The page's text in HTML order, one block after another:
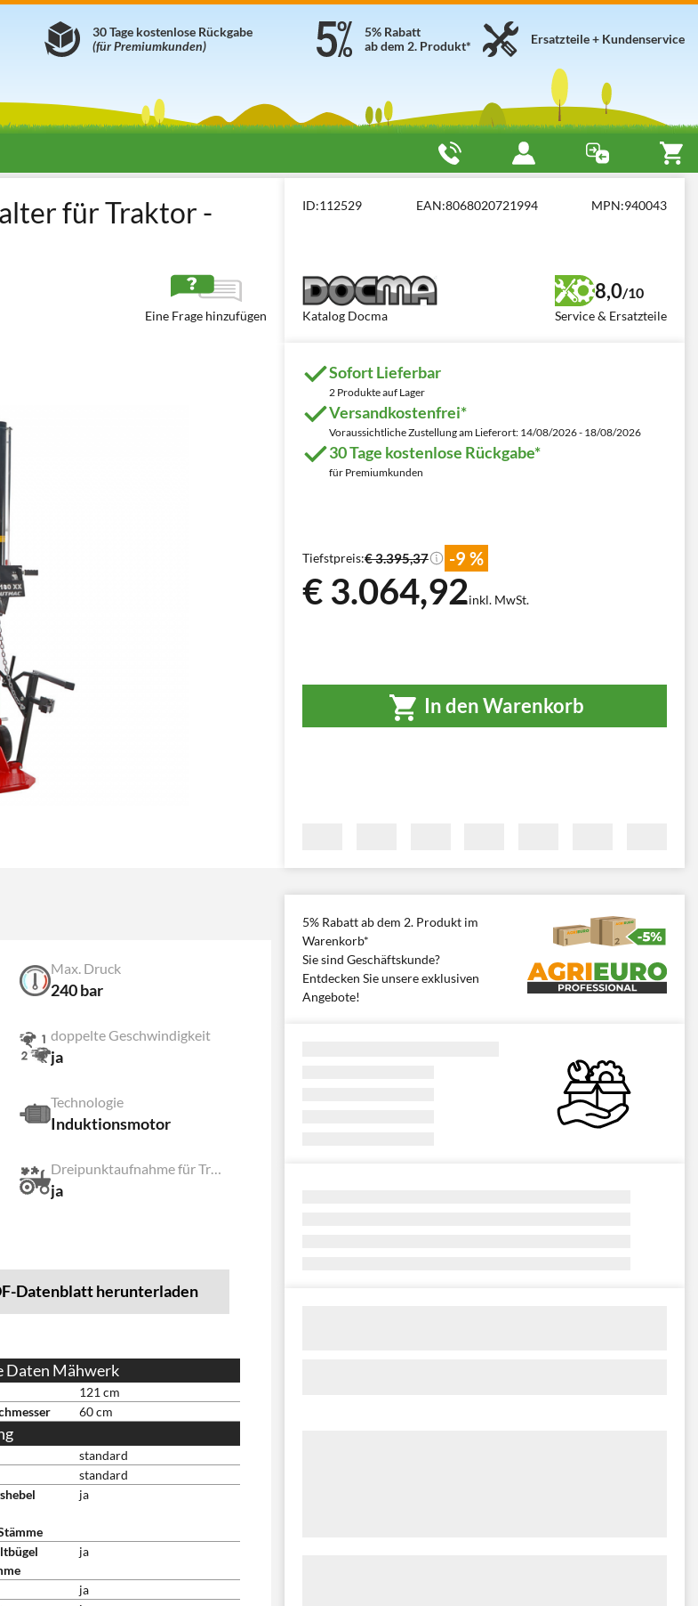
Ersatzteile + Kundenservice
5% Rabatt
ab dem 2. Produkt*
30 Tage kostenlose Rückgabe
(für Premiumkunden)
für Traktor -
Eine Frage hinzufügen
ID:112529 EAN:8068020721994 MPN:940043
Katalog Docma
8,0/10
Service & Ersatzteile
Sofort Lieferbar
2 Produkte auf Lager
Versandkostenfrei*
Voraussichtliche Zustellung am Lieferort: 14/08/2026 - 18/08/2026
30 Tage kostenlose Rückgabe*
für Premiumkunden
Tiefstpreis:€ 3.395,37 -9 %
€ 3.064,92inkl. MwSt.
In den Warenkorb
Max. Druck
240 bar
doppelte Geschwindigkeit
ja
Technologie
Induktionsmotor
Dreipunktaufnahme für Traktor
ja
Datenblatt herunterladen
Daten Mähwerk
121 cm
60 cm
standard
standard
ja
ja
ja
5% Rabatt ab dem 2. Produkt im
Warenkorb*
Sie sind Geschäftskunde?
Entdecken Sie unsere exklusiven
Angebote!